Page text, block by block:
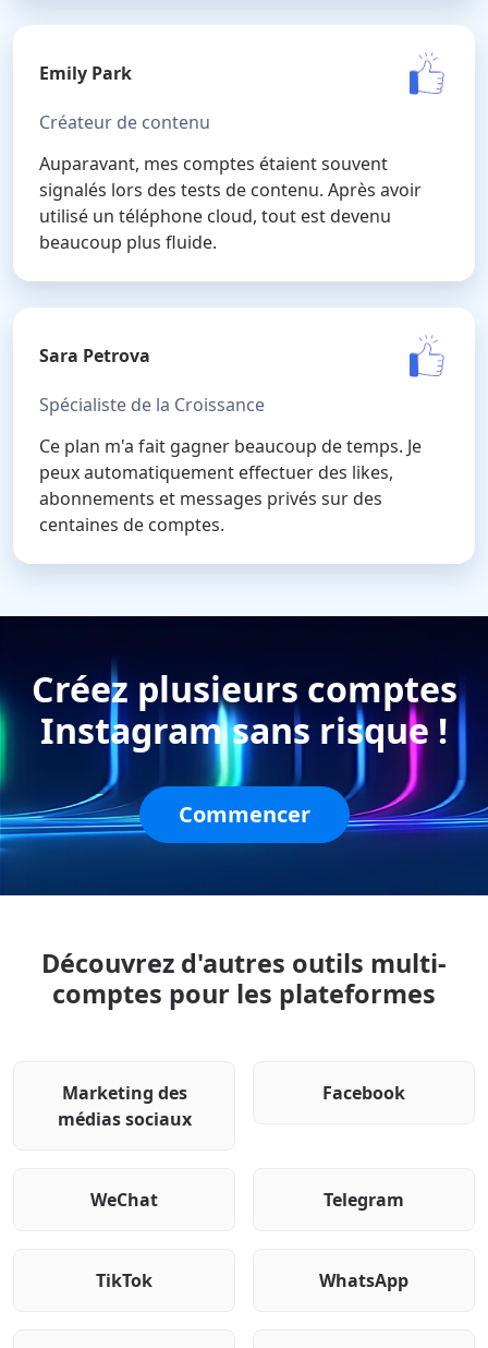
Emily Park
Créateur de contenu
Auparavant, mes comptes étaient souvent
signalés lors des tests de contenu. Après avoir
utilisé un téléphone cloud, tout est devenu
beaucoup plus fluide.
Sara Petrova
Spécialiste de la Croissance
Ce plan m'a fait gagner beaucoup de temps. Je
peux automatiquement effectuer des likes,
abonnements et messages privés sur des
centaines de comptes.
Créez plusieurs comptes
Instagram sans risque !
Commencer
Découvrez d'autres outils multi-
comptes pour les plateformes
Marketing des
médias sociaux
Facebook
WeChat Telegram
TikTok WhatsApp